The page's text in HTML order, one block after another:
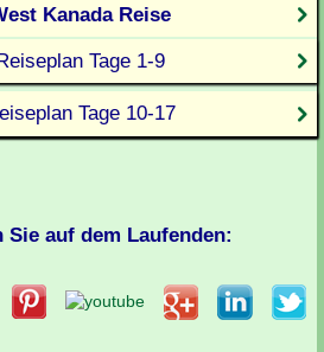
Kanada Reise
Tage 1-9
Tage 10-17
Sie auf dem Laufenden: